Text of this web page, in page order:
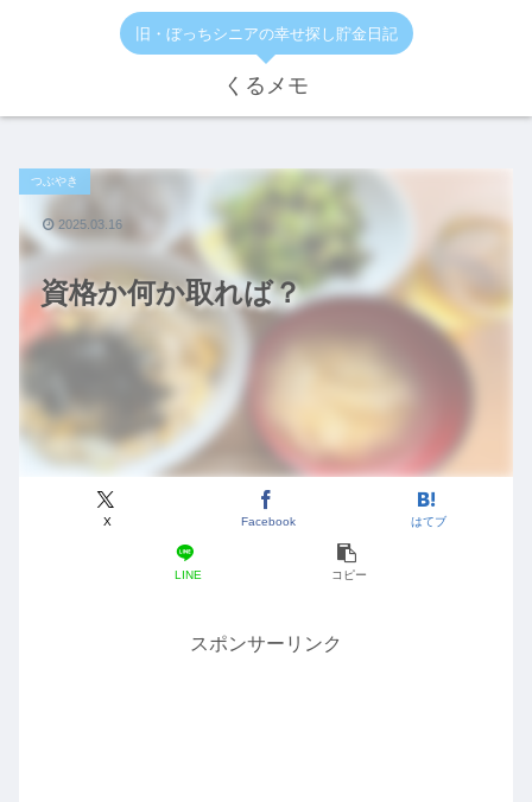
旧・ぼっちシニアの幸せ探し貯金日記
くるメモ
資格か何か取れば？
つぶやき
X Facebook はてブ
LINE コピー
2025.03.16
スポンサーリンク